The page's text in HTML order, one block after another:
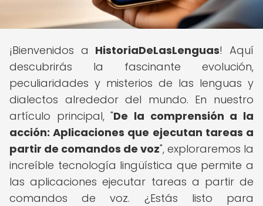
¡Bienvenidos a HistoriaDeLasLenguas! Aquí
descubrirás la fascinante evolución,
peculiaridades y misterios de las lenguas y
dialectos alrededor del mundo. En nuestro
artículo principal, "De la comprensión a la
acción: Aplicaciones que ejecutan tareas a
partir de comandos de voz", exploraremos la
increíble tecnología lingüística que permite a
las aplicaciones ejecutar tareas a partir de
comandos de voz. ¿Estás listo para